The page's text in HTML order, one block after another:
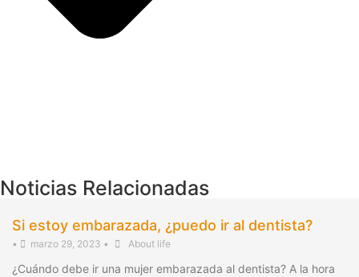
Noticias Relacionadas
Si estoy embarazada, ¿puedo ir al dentista?
• marzo 29, 2023 • About life
¿Cuándo debe ir una mujer embarazada al dentista? A la hora